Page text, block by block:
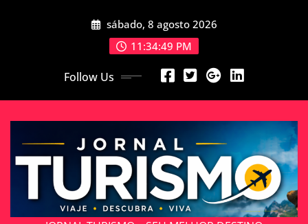
sábado, 8 agosto 2026
11:34:51 PM
Follow Us